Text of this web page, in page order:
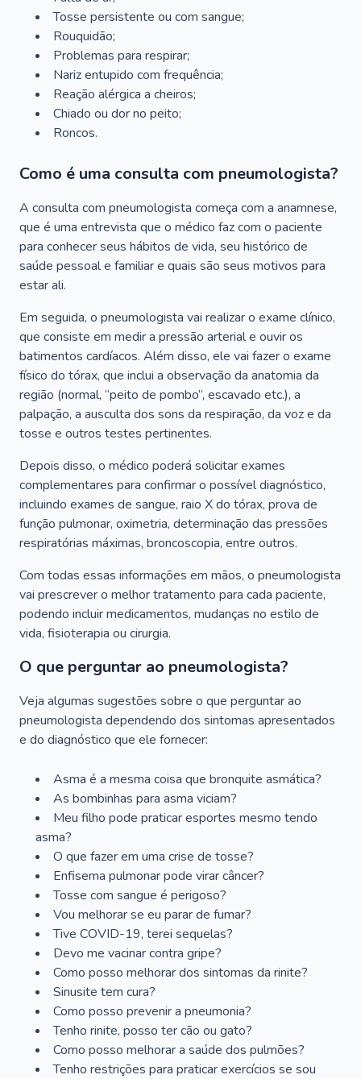
Tosse persistente ou com sangue;
Rouquidão;
Problemas para respirar;
Nariz entupido com frequência;
Reação alérgica a cheiros;
Chiado ou dor no peito;
Roncos.
Como é uma consulta com pneumologista?
A consulta com pneumologista começa com a anamnese,
que é uma entrevista que o médico faz com o paciente
para conhecer seus hábitos de vida, seu histórico de
saúde pessoal e familiar e quais são seus motivos para
estar ali.
Em seguida, o pneumologista vai realizar o exame clínico,
que consiste em medir a pressão arterial e ouvir os
batimentos cardíacos. Além disso, ele vai fazer o exame
físico do tórax, que inclui a observação da anatomia da
região (normal, “peito de pombo”, escavado etc.), a
palpação, a ausculta dos sons da respiração, da voz e da
tosse e outros testes pertinentes.
Depois disso, o médico poderá solicitar exames
complementares para confirmar o possível diagnóstico,
incluindo exames de sangue, raio X do tórax, prova de
função pulmonar, oximetria, determinação das pressões
respiratórias máximas, broncoscopia, entre outros.
Com todas essas informações em mãos, o pneumologista
vai prescrever o melhor tratamento para cada paciente,
podendo incluir medicamentos, mudanças no estilo de
vida, fisioterapia ou cirurgia.
O que perguntar ao pneumologista?
Veja algumas sugestões sobre o que perguntar ao
pneumologista dependendo dos sintomas apresentados
e do diagnóstico que ele fornecer:
Asma é a mesma coisa que bronquite asmática?
As bombinhas para asma viciam?
Meu filho pode praticar esportes mesmo tendo
asma?
O que fazer em uma crise de tosse?
Enfisema pulmonar pode virar câncer?
Tosse com sangue é perigoso?
Vou melhorar se eu parar de fumar?
Tive COVID-19, terei sequelas?
Devo me vacinar contra gripe?
Como posso melhorar dos sintomas da rinite?
Sinusite tem cura?
Como posso prevenir a pneumonia?
Tenho rinite, posso ter cão ou gato?
Como posso melhorar a saúde dos pulmões?
Tenho restrições para praticar exercícios se sou